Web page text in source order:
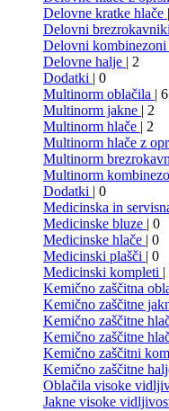
Delovne kratke hlače
Delovni brezrokavniki
Delovni kombinezoni
Delovne halje | 2
Dodatki | 0
Multinorm oblačila | 6
Multinorm jakne | 2
Multinorm hlače | 2
Multinorm hlače z
Multinorm
Multinorm
Dodatki | 0
Medicinska in
Medicinske bluze | 0
Medicinske hlače | 0
Medicinski plašči | 0
Medicinski kompleti |
Kemično zaščitna
Kemično zaščitne
Kemično zaščitne
Kemično zaščitne
Kemično zaščitni
Kemično zaščitne
Oblačila visoke
Jakne visoke